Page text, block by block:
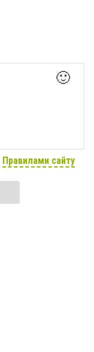
🙂
Правилами сайту